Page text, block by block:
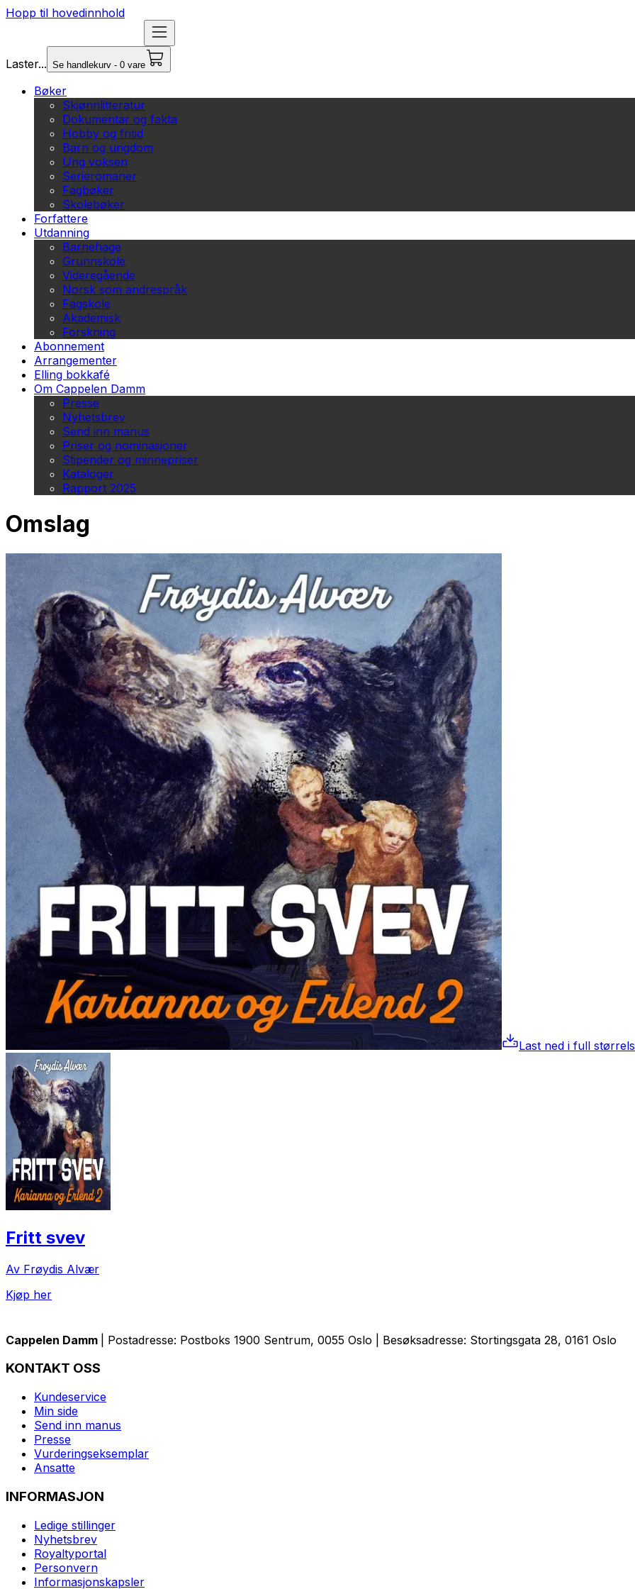
Hopp til hovedinnhold
Laster... Se handlekurv - 0 vare
Bøker
Skjønnlitteratur
Dokumentar og fakta
Hobby og fritid
Barn og ungdom
Ung voksen
Serieromaner
Fagbøker
Skolebøker
Forfattere
Utdanning
Barnehage
Grunnskole
Videregående
Norsk som andrespråk
Fagskole
Akademisk
Forskning
Abonnement
Arrangementer
Elling bokkafé
Om Cappelen Damm
Presse
Nyhetsbrev
Send inn manus
Priser og nominasjoner
Stipender og minnepriser
Kataloger
Rapport 2025
Omslag
Last ned i full
Fritt svev
Av Frøydis Alvær
Kjøp her
Cappelen Damm | Postadresse: Postboks 1900 Sentrum, 0055 Oslo | Besøksadresse: Stortingsgata 28, 0161 Oslo
KONTAKT OSS
Kundeservice
Min side
Send inn manus
Presse
Vurderingseksemplar
Ansatte
INFORMASJON
Ledige stillinger
Nyhetsbrev
Royaltyportal
Personvern
Informasjonskapsler